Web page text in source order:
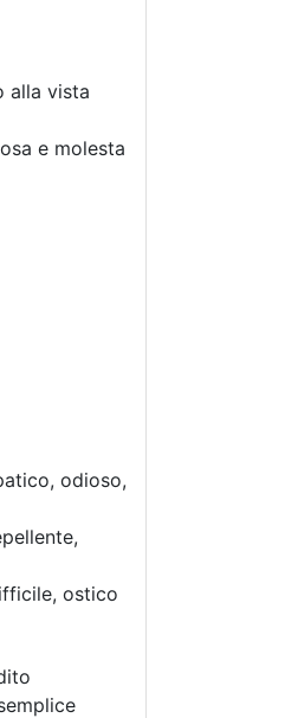
alla vista
e molesta
odioso,
ostico